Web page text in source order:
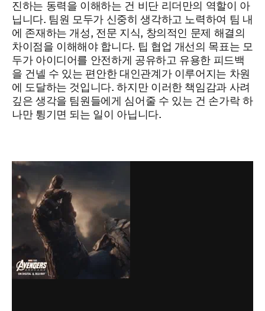
진하는 동력을 이해하는 건 비단 리더만의 역할이 아
닙니다. 팀원 모두가 신중히 생각하고 노력하여 팀 내
에 존재하는 개성, 전문 지식, 창의적인 문제 해결의
차이점을 이해해야 합니다. 팁 협업 개선의 목표는 모
두가 아이디어를 안전하게 공유하고 유용한 피드백
을 건넬 수 있는 편안한 대인관계가 이루어지는 차원
에 도달하는 것입니다. 하지만 이러한 책임감과 사려
깊은 생각을 팀원들에게 심어줄 수 있는 건 손가락 하
나만 튕기면 되는 일이 아닙니다.